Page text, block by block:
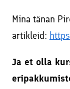
Mina tänan
artikleid:
Ja et olla